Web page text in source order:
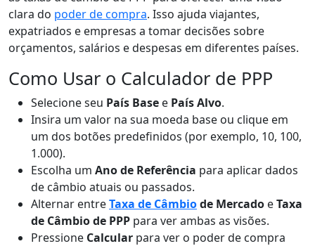
clara do poder de compra. Isso ajuda viajantes,
expatriados e empresas a tomar decisões sobre
orçamentos, salários e despesas em diferentes países.
Como Usar o Calculador de PPP
Selecione seu País Base e País Alvo.
Insira um valor na sua moeda base ou clique em
um dos botões predefinidos (por exemplo, 10, 100,
1.000).
Escolha um Ano de Referência para aplicar dados
de câmbio atuais ou passados.
Alternar entreTaxa de Câmbiode Mercado eTaxa
de Câmbio de PPP para ver ambas as visões.
Pressione Calcular para ver o poder de compra